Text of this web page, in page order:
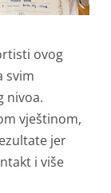
ovog
svim
nivoa.
vještinom,
jer
i više